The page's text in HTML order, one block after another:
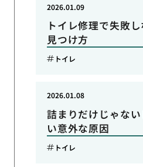
トイレ修理で失敗
見つけ方
2026.01.09
トイレ
詰まりだけじゃな
い意外な原因
2026.01.08
トイレ